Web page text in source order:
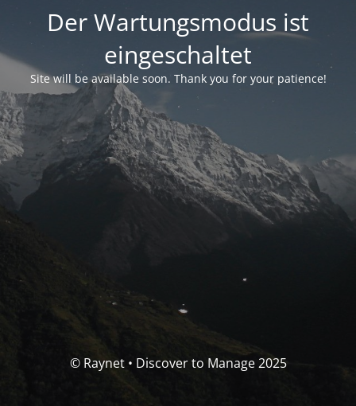
Der Wartungsmodus ist
eingeschaltet
Site will be available soon. Thank you for your patience!
© Raynet • Discover to Manage 2025